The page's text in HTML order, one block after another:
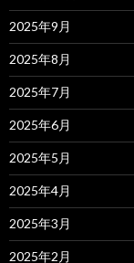
2025年9月
2025年8月
2025年7月
2025年6月
2025年5月
2025年4月
2025年3月
2025年2月